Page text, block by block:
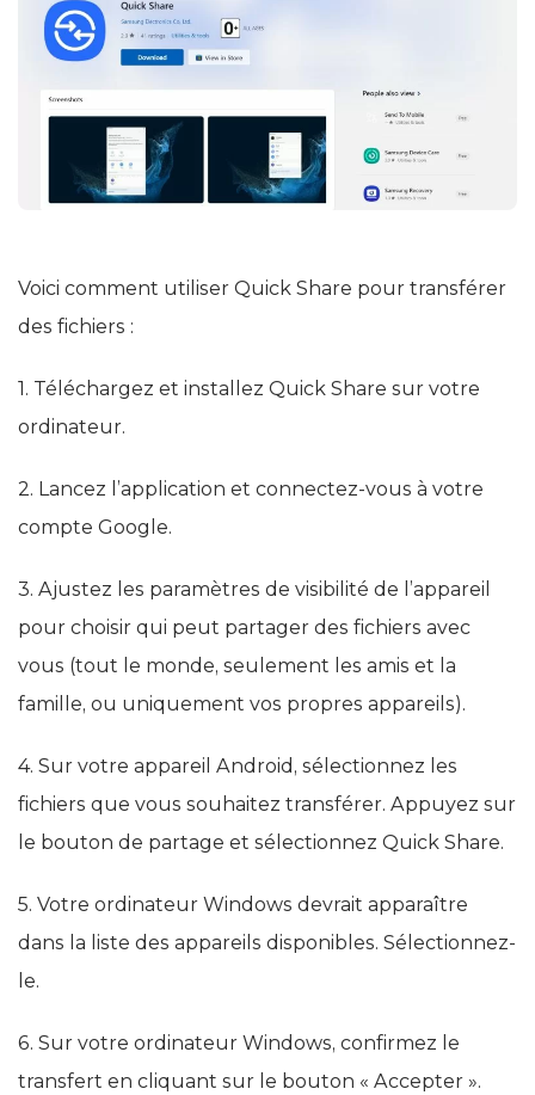
Voici comment utiliser Quick Share pour transférer
des fichiers :
1. Téléchargez et installez Quick Share sur votre
ordinateur.
2. Lancez l’application et connectez-vous à votre
compte Google.
3. Ajustez les paramètres de visibilité de l’appareil
pour choisir qui peut partager des fichiers avec
vous (tout le monde, seulement les amis et la
famille, ou uniquement vos propres appareils).
4. Sur votre appareil Android, sélectionnez les
fichiers que vous souhaitez transférer. Appuyez sur
le bouton de partage et sélectionnez Quick Share.
5. Votre ordinateur Windows devrait apparaître
dans la liste des appareils disponibles. Sélectionnez-
le.
6. Sur votre ordinateur Windows, confirmez le
transfert en cliquant sur le bouton « Accepter ».